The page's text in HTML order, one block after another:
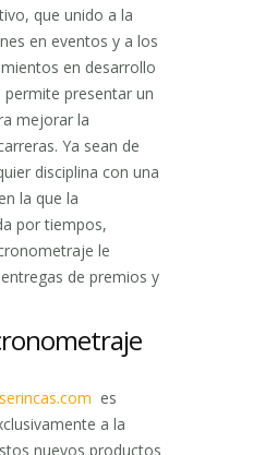
que unido a la
en eventos y a los
en desarrollo
presentar un
mejorar la
Ya sean de
disciplina con una
la que la
por tiempos,
le
de premios y
es
a la
nuevos productos